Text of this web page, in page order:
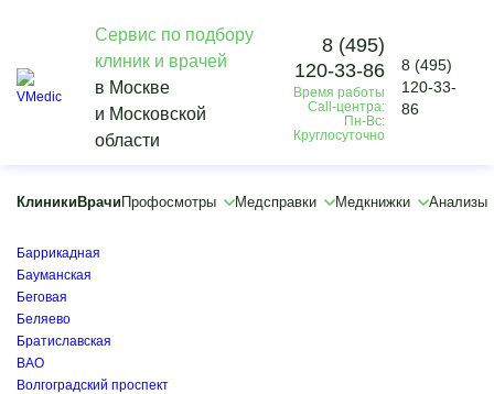
Сервис по подбору
клиник и врачей
в Москве
и Московской
области
8 (495)
120-33-86
Время работы
Call-центра:
Пн-Вс:
Круглосуточно
8 (495)
120-33-
86
Клиники Врачи Профосмотры Медсправки Медкнижки Анализы
Vmedic
Диагностика
Другие исследования
УЗИ органов малого таза
Академическая
Баррикадная
Бауманская
Беговая
Беляево
Братиславская
ВАО
Волгоградский проспект